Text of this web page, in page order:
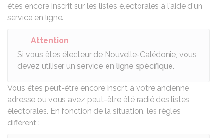
êtes encore inscrit sur les listes électorales à l'aide d'un
service en ligne.
Attention
Si vous êtes électeur de Nouvelle-Calédonie, vous
devez utiliser un service en ligne spécifique.
Vous êtes peut-être encore inscrit à votre ancienne
adresse ou vous avez peut-être été radié des listes
électorales. En fonction de la situation, les règles
diffèrent :